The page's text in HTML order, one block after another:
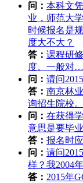
问： 本科文
业，师范大
时候报名是
度大不大？
答： 课程研
度。一般对…
问： 请问
答： 南京林
询招生院校
问： 在获得
意思是要毕
答： 报名时
问： 请问
样？我2004
答： 2015年